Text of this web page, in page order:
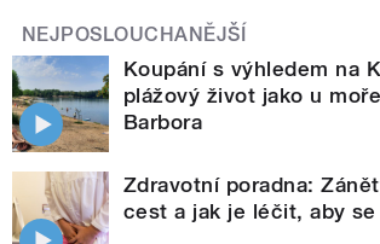
NEJPOSLOUCHANĚJŠÍ
Koupání s výhledem na
plážový život jako u
Barbora
Zdravotní poradna:
cest a jak je léčit, aby